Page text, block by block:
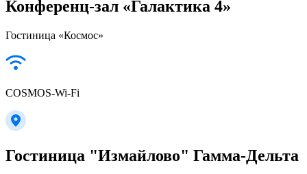
Конференц-зал «Галактика 4»
Гостиница «Космос»
COSMOS-Wi-Fi
Гостиница "Измайлово" Гамма-Дельта